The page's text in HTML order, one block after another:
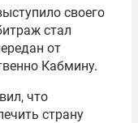
своего
стал
от
Кабмину.
что
страну